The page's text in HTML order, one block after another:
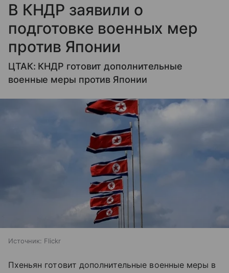
В КНДР заявили о
подготовке военных мер
против Японии
ЦТАК: КНДР готовит дополнительные
военные меры против Японии
Источник: Flickr
Пхеньян готовит дополнительные военные меры в